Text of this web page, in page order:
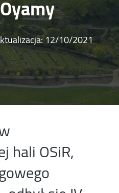
12/10/2021
hali OSiR,